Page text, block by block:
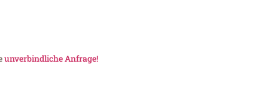
unverbindliche Anfrage!